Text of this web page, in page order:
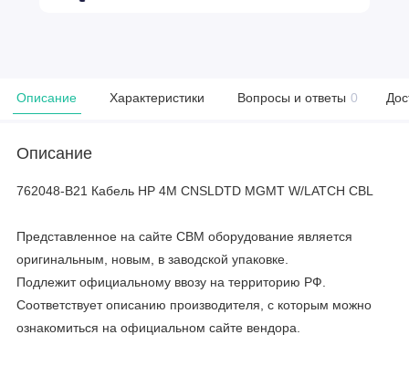
Описание Характеристики Вопросы и ответы 0
Описание
762048-B21 Кабель HP 4M CNSLDTD MGMT W/LATCH CBL
Представленное на сайте CBM оборудование является
оригинальным, новым, в заводской упаковке.
Подлежит официальному ввозу на территорию РФ.
Соответствует описанию производителя, с которым можно
ознакомиться на официальном сайте вендора.